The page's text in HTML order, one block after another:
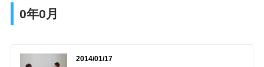
0年0月
2014/01/17